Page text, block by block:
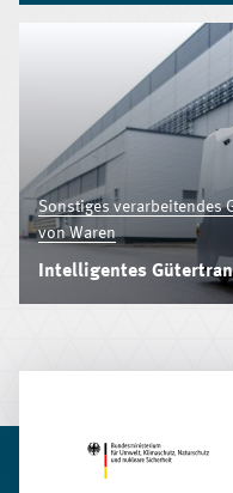
Sonstiges verarbeitendes
von Waren
Intelligentes